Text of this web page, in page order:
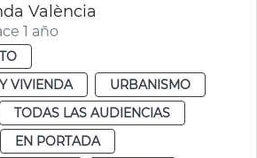
València
1 año
VIVIENDA
URBANISMO
TODAS LAS AUDIENCIAS
EN PORTADA